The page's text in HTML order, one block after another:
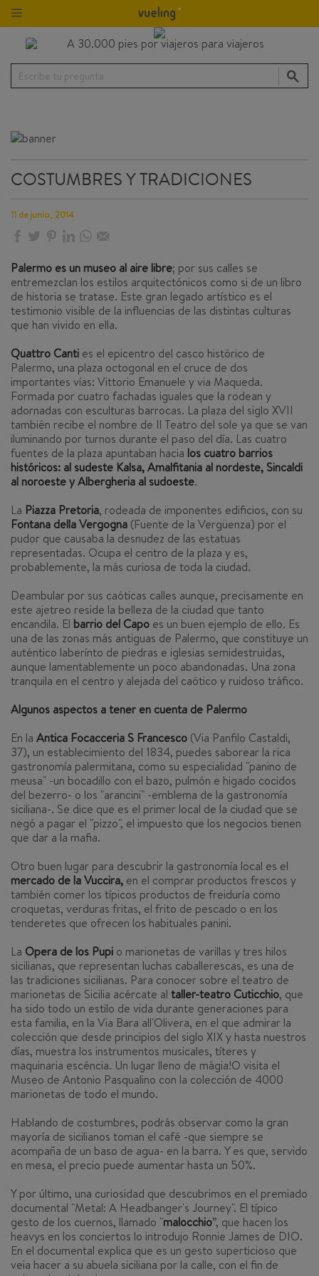
Escribe tu pregunta
COSTUMBRES Y TRADICIONES
11 de junio, 2014
Palermo es un museo al aire libre; por sus calles se
entremezclan los estilos arquitectónicos como si de un libro
de historia se tratase. Este gran legado artístico es el
testimonio visible de la influencias de las distintas culturas
que han vivido en ella.
Quattro Canti es el epicentro del casco histórico de
Palermo, una plaza octogonal en el cruce de dos
importantes vías: Vittorio Emanuele y via Maqueda.
Formada por cuatro fachadas iguales que la rodean y
adornadas con esculturas barrocas. La plaza del siglo XVII
también recibe el nombre de Il Teatro del sole ya que se van
iluminando por turnos durante el paso del día. Las cuatro
fuentes de la plaza apuntaban hacia los cuatro barrios
históricos: al sudeste Kalsa, Amalfitania al nordeste, Sincaldi
al noroeste y Albergheria al sudoeste.
La Piazza Pretoria, rodeada de imponentes edificios, con su
Fontana della Vergogna (Fuente de la Vergüenza) por el
pudor que causaba la desnudez de las estatuas
representadas. Ocupa el centro de la plaza y es,
probablemente, la más curiosa de toda la ciudad.
Deambular por sus caóticas calles aunque, precisamente en
este ajetreo reside la belleza de la ciudad que tanto
encandila. El barrio del Capo es un buen ejemplo de ello. Es
una de las zonas más antiguas de Palermo, que constituye un
auténtico laberínto de piedras e iglesias semidestruidas,
aunque lamentablemente un poco abandonadas. Una zona
tranquila en el centro y alejada del caótico y ruidoso tráfico.
Algunos aspectos a tener en cuenta de Palermo
En la Antica Focacceria S Francesco (Via Panfilo Castaldi,
37), un establecimiento del 1834, puedes saborear la rica
gastronomía palermitana, como su especialidad "panino de
meusa" -un bocadillo con el bazo, pulmón e higado cocidos
del bezerro- o los "arancini" -emblema de la gastronomía
siciliana-. Se dice que es el primer local de la ciudad que se
negó a pagar el "pizzo", el impuesto que los negocios tienen
que dar a la mafia.
Otro buen lugar para descubrir la gastronomía local es el
mercado de la Vuccira, en el comprar productos frescos y
también comer los típicos productos de freiduría como
croquetas, verduras fritas, el frito de pescado o en los
tenderetes que ofrecen los habituales panini.
La Opera de los Pupi o marionetas de varillas y tres hilos
sicilianas, que representan luchas caballerescas, es una de
las tradiciones sicilianas. Para conocer sobre el teatro de
marionetas de Sicilia acércate al taller-teatro Cuticchio, que
ha sido todo un estilo de vida durante generaciones para
esta familia, en la Via Bara all'Olivera, en el que admirar la
colección que desde principios del siglo XIX y hasta nuestros
días, muestra los instrumentos musicales, títeres y
maquinaria escéncia. Un lugar lleno de mágia!O visita el
Museo de Antonio Pasqualino con la colección de 4000
marionetas de todo el mundo.
Hablando de costumbres, podrás observar como la gran
mayoría de sicilianos toman el café -que siempre se
acompaña de un baso de agua- en la barra. Y es que, servido
en mesa, el precio puede aumentar hasta un 50%.
Y por último, una curiosidad que descubrimos en el premiado
documental "Metal: A Headbanger's Journey". El típico
gesto de los cuernos, llamado "malocchio”, que hacen los
heavys en los conciertos lo introdujo Ronnie James de DIO.
En el documental explica que es un gesto superticioso que
veia hacer a su abuela siciliana por la calle, con el fin de